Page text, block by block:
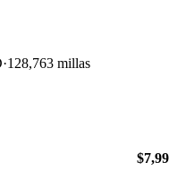
128,763 millas